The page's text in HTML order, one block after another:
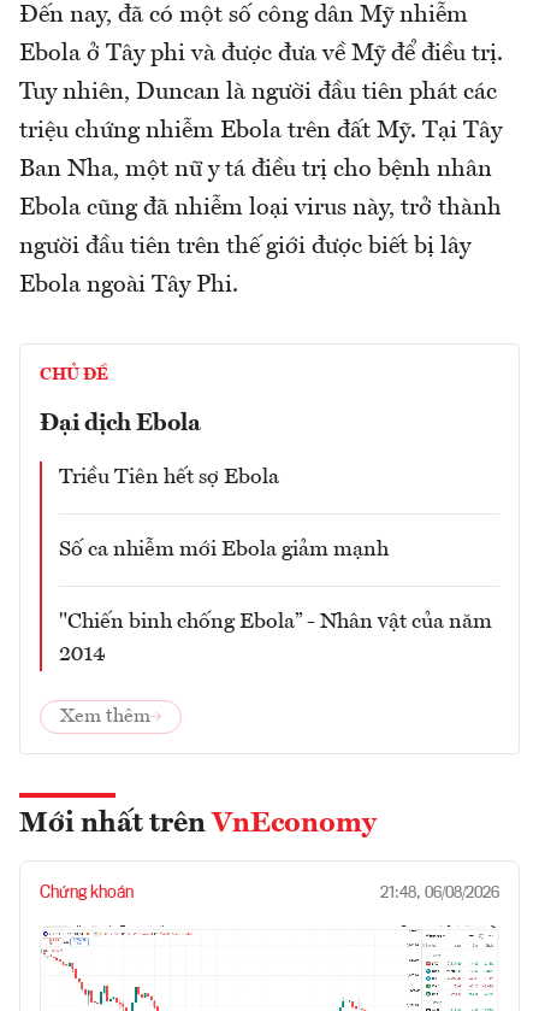
Đến nay, đã có một số công dân Mỹ nhiễm
Ebola ở Tây phi và được đưa về Mỹ để điều trị.
Tuy nhiên, Duncan là người đầu tiên phát các
triệu chứng nhiễm Ebola trên đất Mỹ. Tại Tây
Ban Nha, một nữ y tá điều trị cho bệnh nhân
Ebola cũng đã nhiễm loại virus này, trở thành
người đầu tiên trên thế giới được biết bị lây
Ebola ngoài Tây Phi.
CHỦ ĐỀ
Đại dịch Ebola
Triều Tiên hết sợ Ebola
Số ca nhiễm mới Ebola giảm mạnh
"Chiến binh chống Ebola” - Nhân vật của năm
2014
Xem thêm
Mới nhất trên VnEconomy
Chứng khoán 21:48, 06/08/2026